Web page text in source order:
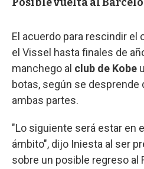
El acuerdo para rescindir el
el Vissel hasta finales de
manchego al club de Kobe
botas, según se desprende
ambas partes.
"Lo siguiente será estar en
ámbito", dijo Iniesta al ser
sobre un posible regreso al